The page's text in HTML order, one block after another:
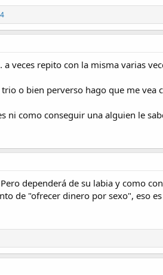
veces repito con la misma varias
o bien perverso hago que me
ni como conseguir una alguien le
dependerá de su labia y como
de "ofrecer dinero por sexo", eso